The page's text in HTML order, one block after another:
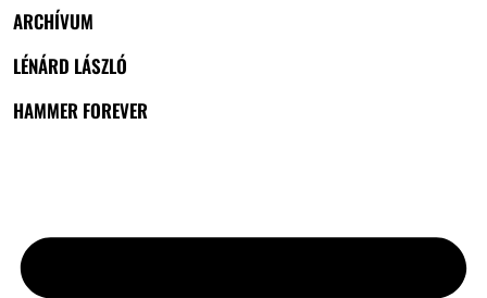
ARCHÍVUM
LÉNÁRD LÁSZLÓ
HAMMER FOREVER